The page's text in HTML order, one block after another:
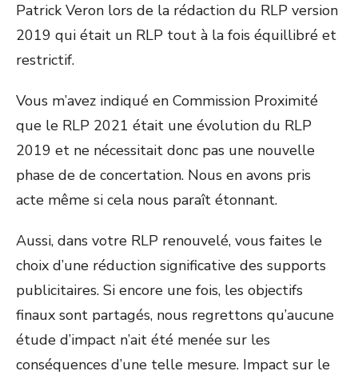
Patrick Veron lors de la rédaction du RLP version
2019 qui était un RLP tout à la fois équillibré et
restrictif.
Vous m’avez indiqué en Commission Proximité
que le RLP 2021 était une évolution du RLP
2019 et ne nécessitait donc pas une nouvelle
phase de de concertation. Nous en avons pris
acte même si cela nous paraît étonnant.
Aussi, dans votre RLP renouvelé, vous faites le
choix d’une réduction significative des supports
publicitaires. Si encore une fois, les objectifs
finaux sont partagés, nous regrettons qu’aucune
étude d’impact n’ait été menée sur les
conséquences d’une telle mesure. Impact sur le